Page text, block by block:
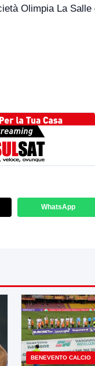
Olimpia La Salle
WhatsApp
BENEVENTO CALCIO